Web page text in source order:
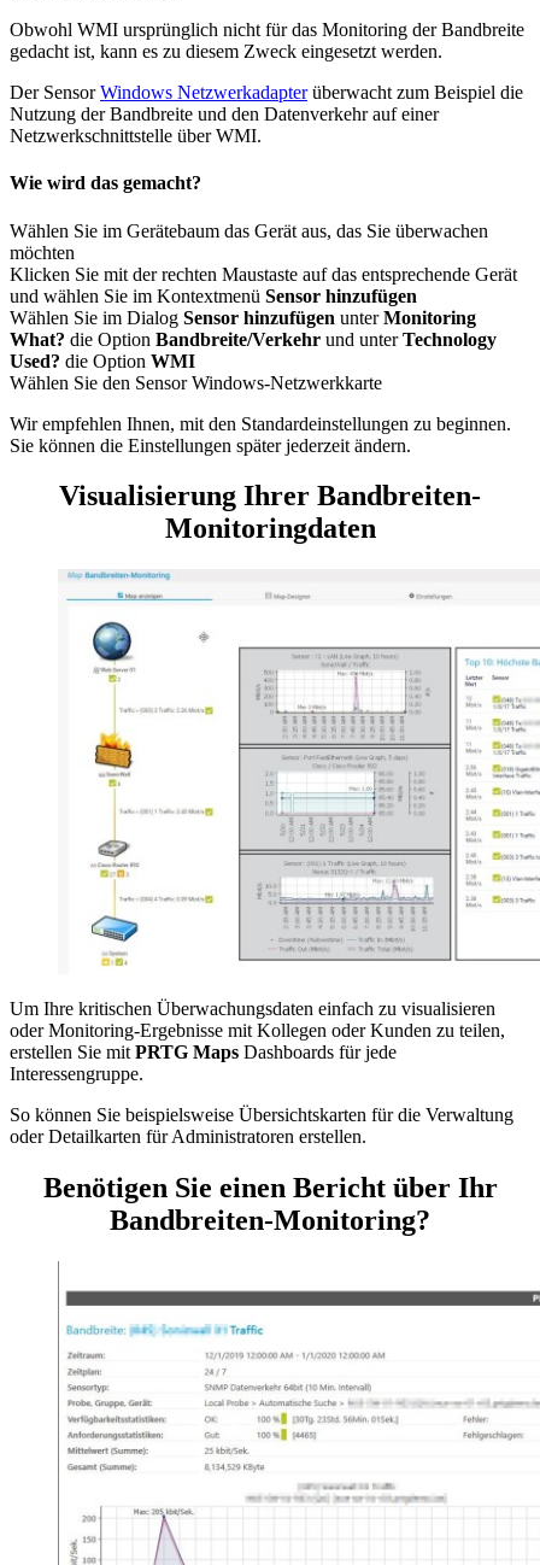
Obwohl WMI ursprünglich nicht für das Monitoring der Bandbreite
gedacht ist, kann es zu diesem Zweck eingesetzt werden.
Der SensorWindows Netzwerkadapterüberwacht zum Beispiel die
Nutzung der Bandbreite und den Datenverkehr auf einer
Netzwerkschnittstelle über WMI.
Wie wird das gemacht?
Wählen Sie im Gerätebaum das Gerät aus, das Sie überwachen
möchten
Klicken Sie mit der rechten Maustaste auf das entsprechende Gerät
und wählen Sie im Kontextmenü Sensor hinzufügen
Wählen Sie im Dialog Sensor hinzufügen unterMonitoring
What? die Option Bandbreite/Verkehr und unterTechnology
Used? die Option WMI
Wählen Sie den Sensor Windows-Netzwerkkarte
Wir empfehlen Ihnen, mit den Standardeinstellungen zu beginnen.
Sie können die Einstellungen später jederzeit ändern.
Visualisierung Ihrer Bandbreiten-
Monitoringdaten
Um Ihre kritischen Überwachungsdaten einfach zu visualisieren
oder Monitoring-Ergebnisse mit Kollegen oder Kunden zu teilen,
erstellen Sie mit PRTG Maps Dashboards für jede
Interessengruppe.
So können Sie beispielsweise Übersichtskarten für die Verwaltung
oder Detailkarten für Administratoren erstellen.
Benötigen Sie einen Bericht über Ihr
Bandbreiten-Monitoring?